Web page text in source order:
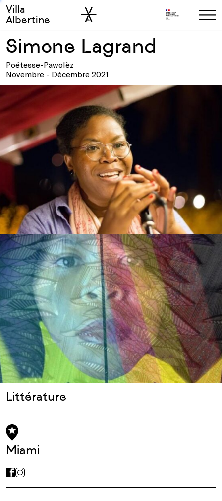
Skip to main
Skip to sidebar
Villa
Albertine
Simone Lagrand
Poétesse-Pawolèz
Novembre - Décembre 2021
Littérature
Miami